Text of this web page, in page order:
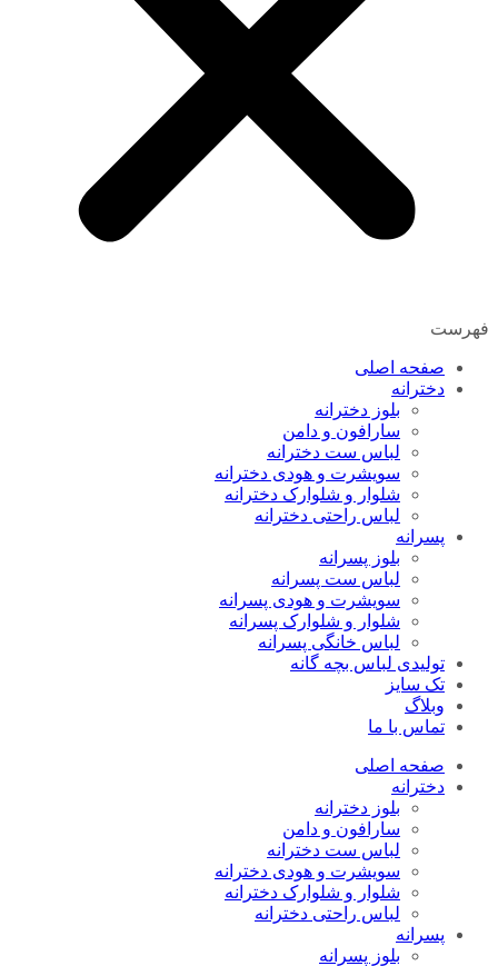
فهرست
صفحه اصلی
دخترانه
بلوز دخترانه
سارافون و دامن
لباس ست دخترانه
سویشرت و هودی دخترانه
شلوار و شلوارک دخترانه
لباس راحتی دخترانه
پسرانه
بلوز پسرانه
لباس ست پسرانه
سویشرت و هودی پسرانه
شلوار و شلوارک پسرانه
لباس خانگی پسرانه
تولیدی لباس بچه گانه
تک سایز
وبلاگ
تماس با ما
صفحه اصلی
دخترانه
بلوز دخترانه
سارافون و دامن
لباس ست دخترانه
سویشرت و هودی دخترانه
شلوار و شلوارک دخترانه
لباس راحتی دخترانه
پسرانه
بلوز پسرانه